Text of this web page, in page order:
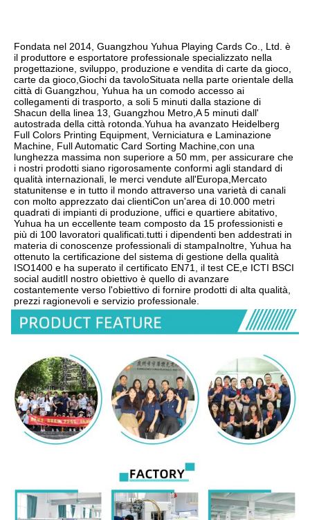
Fondata nel 2014, Guangzhou Yuhua Playing Cards Co., Ltd. è
il produttore e esportatore professionale specializzato nella
progettazione, sviluppo, produzione e vendita di carte da gioco,
carte da gioco,Giochi da tavoloSituata nella parte orientale della
città di Guangzhou, Yuhua ha un comodo accesso ai
collegamenti di trasporto, a soli 5 minuti dalla stazione di
Shacun della linea 13, Guangzhou Metro,A 5 minuti dall'
autostrada della città rotonda.Yuhua ha avanzato Heidelberg
Full Colors Printing Equipment, Verniciatura e Laminazione
Machine, Full Automatic Card Sorting Machine,con una
lunghezza massima non superiore a 50 mm, per assicurare che
i nostri prodotti siano rigorosamente conformi agli standard di
qualità internazionali, le merci vendute all'Europa,Mercato
statunitense e in tutto il mondo attraverso una varietà di canali
con molto apprezzato dai clientiCon un'area di 10.000 metri
quadrati di impianti di produzione, uffici e quartiere abitativo,
Yuhua ha un eccellente team composto da 15 professionisti e
più di 100 lavoratori qualificati.tutti i dipendenti ben addestrati in
materia di conoscenze professionali di stampaInoltre, Yuhua ha
ottenuto la certificazione del sistema di gestione della qualità
ISO1400 e ha superato il certificato EN71, il test CE,e ICTI BSCI
social auditIl nostro obiettivo è quello di avanzare
costantemente verso l'obiettivo di fornire prodotti di alta qualità,
prezzi ragionevoli e servizio professionale.